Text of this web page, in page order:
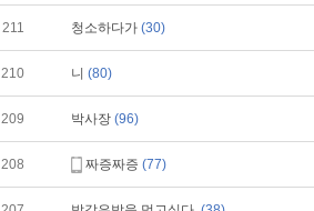
211 청소하다가 (30)
210 니 (80)
209 박사장 (96)
208 짜증짜증 (77)